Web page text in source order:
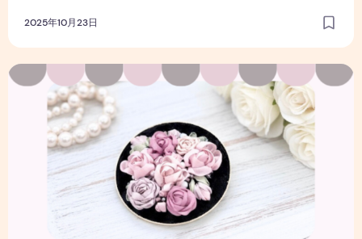
2025年10月23日
AI画像生成にハマっています！